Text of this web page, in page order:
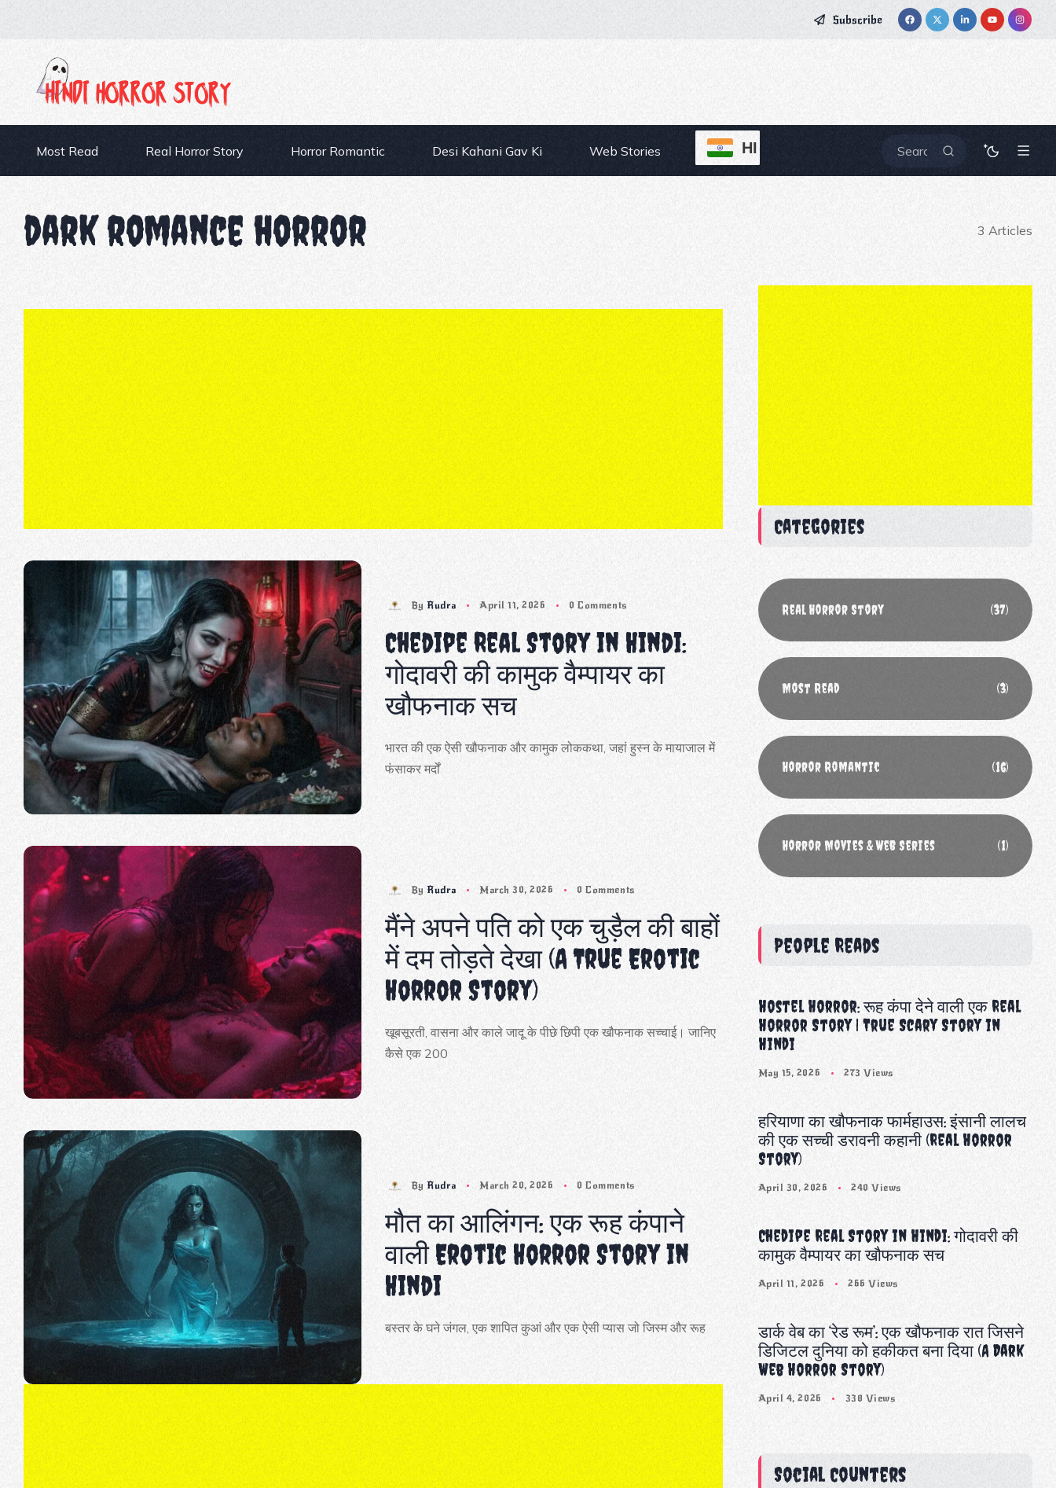
Subscribe
Most Read Real Horror Story Horror Romantic Desi Kahani Gav Ki Web Stories HI
dark romance horror 3 Articles
ByRudra April 11, 2026 0 Comments
Chedipe Real Story in Hindi:
गोदावरी की कामुक वैम्पायर का
खौफनाक सच
भारत की एक ऐसी खौफनाक और कामुक लोककथा, जहां हुस्न के मायाजाल में
फंसाकर मर्दों
ByRudra March 30, 2026 0 Comments
मैंने अपने पति को एक चुड़ैल की बाहों
में दम तोड़ते देखा (A True Erotic
Horror Story)
खूबसूरती, वासना और काले जादू के पीछे छिपी एक खौफनाक सच्चाई। जानिए
कैसे एक 200
By Rudra March 20, 2026 0 Comments
मौत का आलिंगन: एक रूह कंपाने
वाली Erotic Horror Story in
Hindi
बस्तर के घने जंगल, एक शापित कुआं और एक ऐसी प्यास जो जिस्म और रूह
Categories
Real Horror Story (37)
Most Read (3)
Horror Romantic (16)
Horror Movies & Web Series (1)
People Reads
Hostel Horror: रूह कंपा देने वाली एक Real
Horror Story | True Scary Story in
Hindi
May 15, 2026 273 Views
हरियाणा का खौफनाक फार्महाउस: इंसानी लालच
की एक सच्ची डरावनी कहानी (Real Horror
Story)
April 30, 2026 240 Views
Chedipe Real Story in Hindi: गोदावरी की
कामुक वैम्पायर का खौफनाक सच
April 11, 2026 266 Views
डार्क वेब का ‘रेड रूम’: एक खौफनाक रात जिसने
डिजिटल दुनिया को हकीकत बना दिया (A Dark
Web Horror Story)
April 4, 2026 338 Views
Social Counters